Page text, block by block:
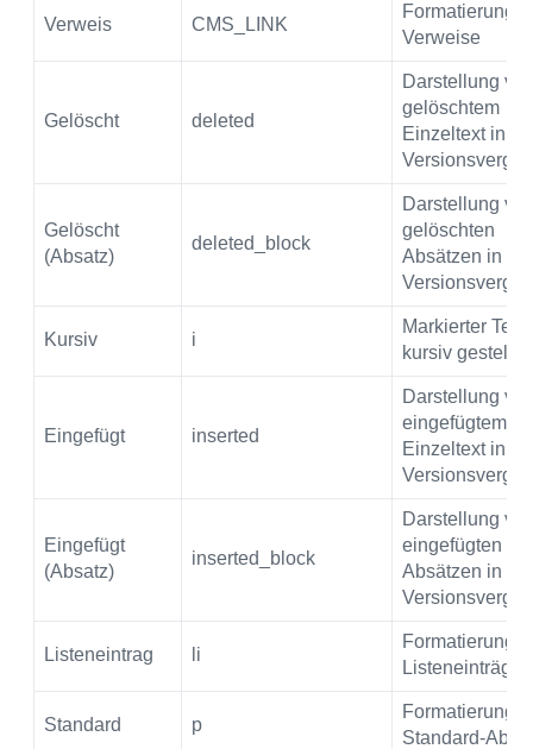
Verweis CMS_LINK
Formatierung
Verweise
Gelöscht deleted
Darstellung
gelöschtem
Einzeltext in
Gelöscht
(Absatz)
deleted_block
Darstellung
gelöschten
Absätzen in
Kursiv i
Markierter Text
kursiv gestellt
Eingefügt inserted
Darstellung
eingefügtem
Einzeltext in
Eingefügt
(Absatz)
inserted_block
Darstellung
eingefügten
Absätzen in
Listeneintrag li
Formatierung
Listeneinträge
Standard p
Formatierung
Standard-